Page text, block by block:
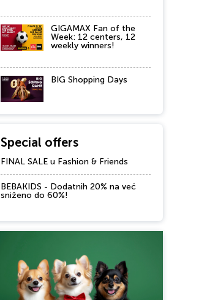
GIGAMAX Fan of the
Week: 12 centers, 12
weekly winners!
BIG Shopping Days
Special offers
FINAL SALE u Fashion & Friends
BEBAKIDS - Dodatnih 20% na već
sniženo do 60%!